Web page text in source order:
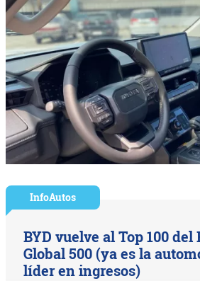
InfoAutos
BYD vuelve al Top 100 del
Global 500 (ya es la
líder en ingresos)